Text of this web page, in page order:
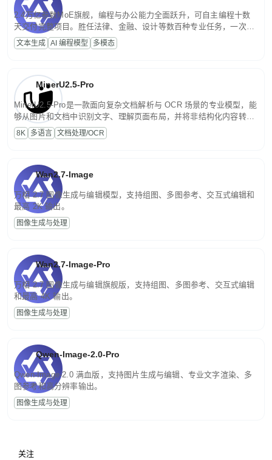
2.4万亿参数MoE旗舰，编程与办公能力全面跃升，可自主编程十数
天交付完整项目。胜任法律、金融、设计等数百种专业任务，一次对
话端到端交付生产级成果。原生视觉理解贯穿规划、执行与验证全流
程，支持超长文档与长视频的深度语义解析。长程任务中自主规划与
文本生成 AI 编程模型 多模态
MinerU2.5-Pro
MinerU2.5-Pro是一款面向复杂文档解析与 OCR 场景的专业模型，能
够从图片和文档中识别文字、理解页面布局，并将非结构化内容转换
为便于存储、检索和二次处理的结构化结果。
8K 多语言 文档处理/OCR
Wan2.7-Image
万相 2.7 图像生成与编辑模型，支持组图、多图参考、交互式编辑和
最高 2K 输出。
图像生成与处理
Wan2.7-Image-Pro
万相 2.7 图像生成与编辑旗舰版，支持组图、多图参考、交互式编辑
和最高 4K 输出。
图像生成与处理
Qwen-Image-2.0-Pro
Qwen-Image-2.0 满血版，支持图片生成与编辑、专业文字渲染、多
图参考和高分辨率输出。
图像生成与处理
关注